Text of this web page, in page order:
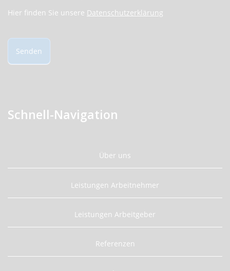
Hier finden Sie unsere Datenschutzerklärung
Senden
Schnell-Navigation
Über uns
Leistungen Arbeitnehmer
Leistungen Arbeitgeber
Referenzen